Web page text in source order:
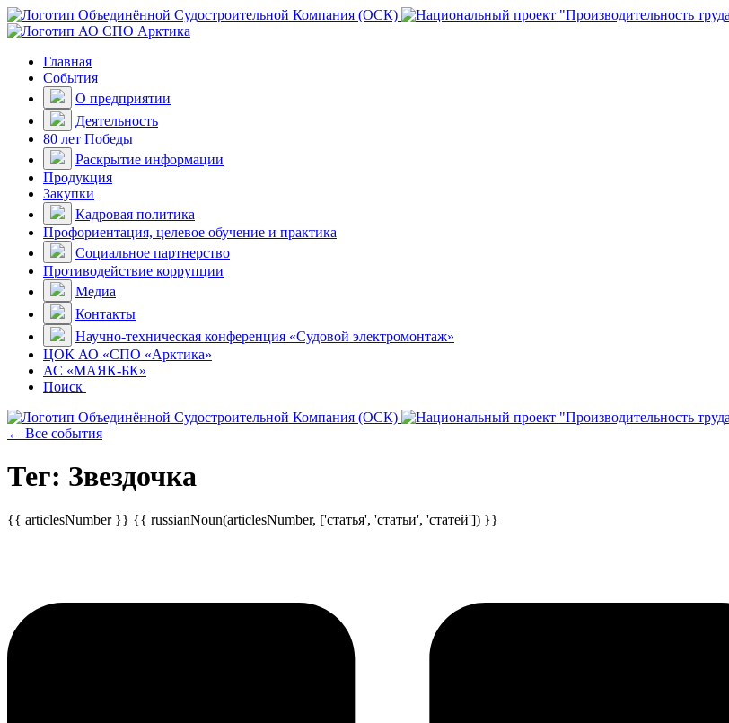
Главная
События
О предприятии
Деятельность
80 лет Победы
Раскрытие информации
Продукция
Закупки
Кадровая политика
Профориентация, целевое обучение и практика
Социальное партнерство
Противодействие коррупции
Медиа
Контакты
Научно-техническая конференция «Судовой электромонтаж»
ЦОК АО «СПО «Арктика»
АС «МАЯК-БК»
Поиск
← Все события
Тег: Звездочка
{{ articlesNumber }} {{ russianNoun(articlesNumber, ['статья', 'статьи', 'статей']) }}